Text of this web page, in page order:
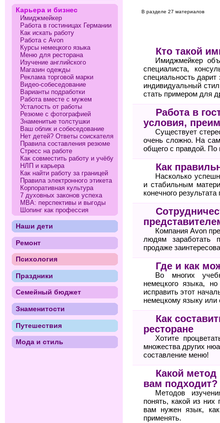
В разделе 27 материалов
Кто такой
Имиджмейкер
специалиста,
специальность дарит
индивидуальный
стать примером для
Работа в
условия,
Существует
очень сложно. На
общего с правдой. По
Как
Насколько
и стабильным
конечного
Компания Avon
людям заработать
продаже
Где и как
Во многих
немецкого языка,
исправить этот
немецкому языку
Как
ресторане
Хотите
множества других
составление меню!
Какой метод
вам подходит?
Методов
понять, какой из
вам нужен язык,
применять.
Карьера и бизнес
Имиджмейкер
Работа в гостиницах Германии
Как искать работу
Работа с Avon
Курсы немецкого языка
Меню для ресторана
Изучение английского
Магазин одежды
Реклама торговой марки
Видео-собеседование
Варианты подработки
Работа вместе с мужем
Усталость от работы
Резюме с фотографией
Знаменитые толстушки
Ваш облик и собеседование
Нет детей? Ответы соискателя
Правила составления резюме
Стресс на работе
Как совместить работу и учёбу
НЛП и карьера
Как найти работу за границей
Правила электронного этикета
Корпоративная культура
7 духовных законов успеха
МВА: перспективы и выгоды
Шопинг как профессия
Наши дети
Ремонт
Психология
Праздники
Семейный бюджет
Знаменитости
Путешествия
Мода и стиль